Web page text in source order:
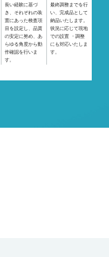
長い経験に基づ
き、それぞれの装
置にあった検査項
目を設定し、品質
の安定に努め、あ
らゆる角度から動
作確認を行いま
す。
最終調整までを行
い、完成品として
納品いたします。
状況に応じて現地
での設置 ・調整
にも対応いたしま
す。